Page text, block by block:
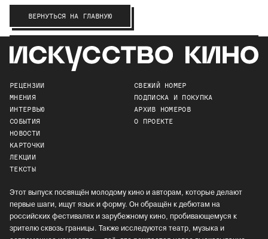
ВЕРНУТЬСЯ НА ГЛАВНУЮ
РЕЦЕНЗИИ
МНЕНИЯ
ИНТЕРВЬЮ
СОБЫТИЯ
НОВОСТИ
КАРТОЧКИ
ЛЕКЦИИ
ТЕКСТЫ
СВЕЖИЙ НОМЕР
ПОДПИСКА И ПОКУПКА
АРХИВ НОМЕРОВ
О ПРОЕКТЕ
Этот выпуск посвящён молодому кино и авторам, которые делают
первые шаги, ищут язык и форму. Он обращён к дебютам на
российских фестивалях и зарубежному кино, пробивающемуся к
зрителю сквозь границы. Также исследуются театр, музыка и